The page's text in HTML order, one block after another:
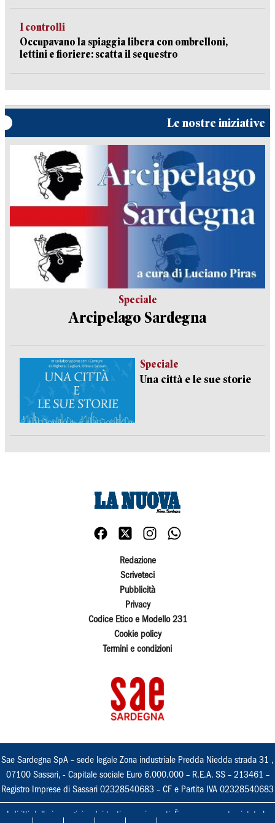
I controlli
Occupavano la spiaggia libera con ombrelloni,
lettini e fioriere: scatta il sequestro
Le nostre iniziative
Speciale
Arcipelago Sardegna
Speciale
Una città e le sue storie
Redazione
Scriveteci
Pubblicità
Privacy
Codice Etico e Modello 231
Cookie policy
Termini e condizioni
Sae Sardegna SpA – sede legale Zona industriale Predda Niedda strada 31 ,
07100 Sassari, - Capitale sociale Euro 6.000.000 – R.E.A. SS – 213461 –
Registro Imprese di Sassari 02328540683 – CF e Partita IVA 02328540683
I diritti delle immagini e dei testi sono riservati. È espressamente vietata la